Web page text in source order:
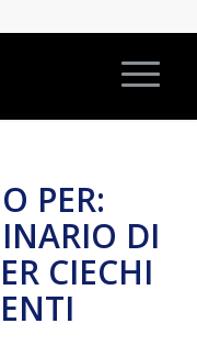
PER:
DI
CIECHI